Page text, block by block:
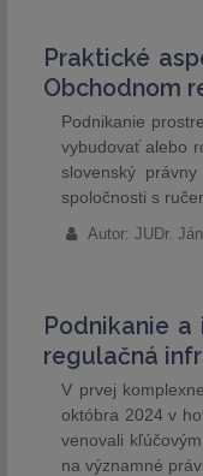
Praktické
Obchodnom
Podnikanie
vybudovať alebo
slovenský
spoločnosti s
Autor: JUDr.
Podnikanie
regulačná
V prvej
októbra 2024 v
venovali
na významné